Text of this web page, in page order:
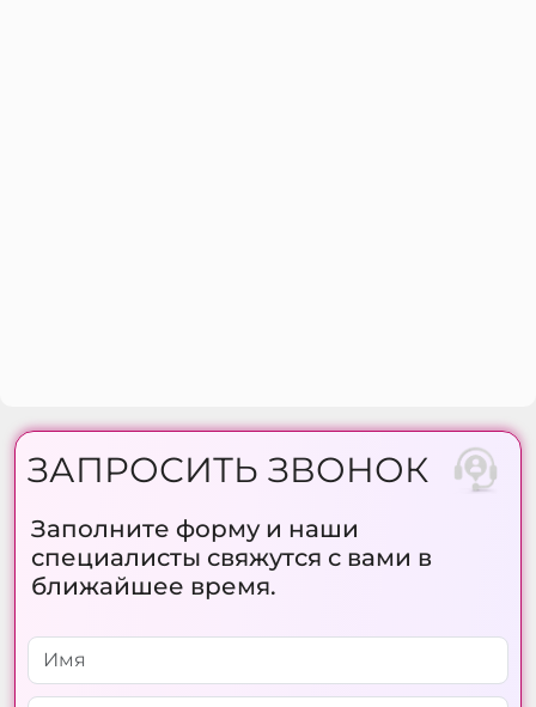
ЗАПРОСИТЬ ЗВОНОК
Заполните форму и наши
специалисты свяжутся с вами в
ближайшее время.